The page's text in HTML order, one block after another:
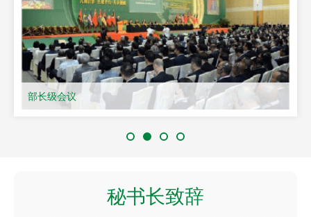
部长级会议
秘书长致辞